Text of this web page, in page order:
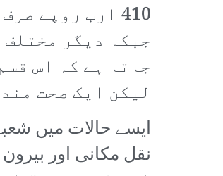
410 ارب
جبکہ دیگر
جاتا ہے کہ اس
لیکن ایک صحت
ایسے حالات میں